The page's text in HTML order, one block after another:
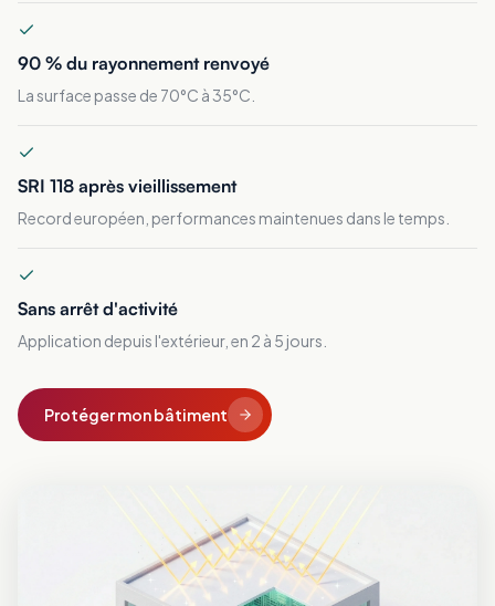
90 % du rayonnement renvoyé
La surface passe de 70°C à 35°C.
SRI 118 après vieillissement
Record européen, performances maintenues dans le temps.
Sans arrêt d'activité
Application depuis l'extérieur, en 2 à 5 jours.
Protéger mon bâtiment